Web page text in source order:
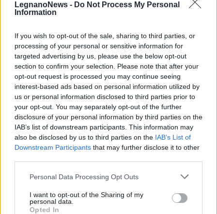
LegnanoNews - Do Not Process My Personal
Information
If you wish to opt-out of the sale, sharing to third parties, or
processing of your personal or sensitive information for
targeted advertising by us, please use the below opt-out
section to confirm your selection. Please note that after your
opt-out request is processed you may continue seeing
interest-based ads based on personal information utilized by
us or personal information disclosed to third parties prior to
your opt-out. You may separately opt-out of the further
disclosure of your personal information by third parties on the
IAB’s list of downstream participants. This information may
also be disclosed by us to third parties on the IAB’s List of
Downstream Participants that may further disclose it to other
Personal Data Processing Opt Outs
I want to opt-out of the Sharing of my
personal data.
Opted In
riusciremo a raggiungere l’obiettivo.
Via Confalonieri, 5
Castronno
Tutti gli eventi
diagosto
leda.mocchetti@legnanonews.com
Noi di LegnanoNews abbiamo a cuore l'informazione del
nostro territorio e cerchiamo di essere sempre in prima
linea per informarvi in modo puntuale.